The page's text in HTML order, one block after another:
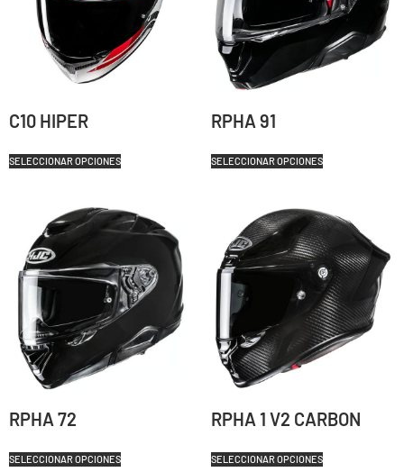
C10 HIPER
SELECCIONAR OPCIONES
RPHA 91
SELECCIONAR OPCIONES
RPHA 72
SELECCIONAR OPCIONES
RPHA 1 V2 CARBON
SELECCIONAR OPCIONES